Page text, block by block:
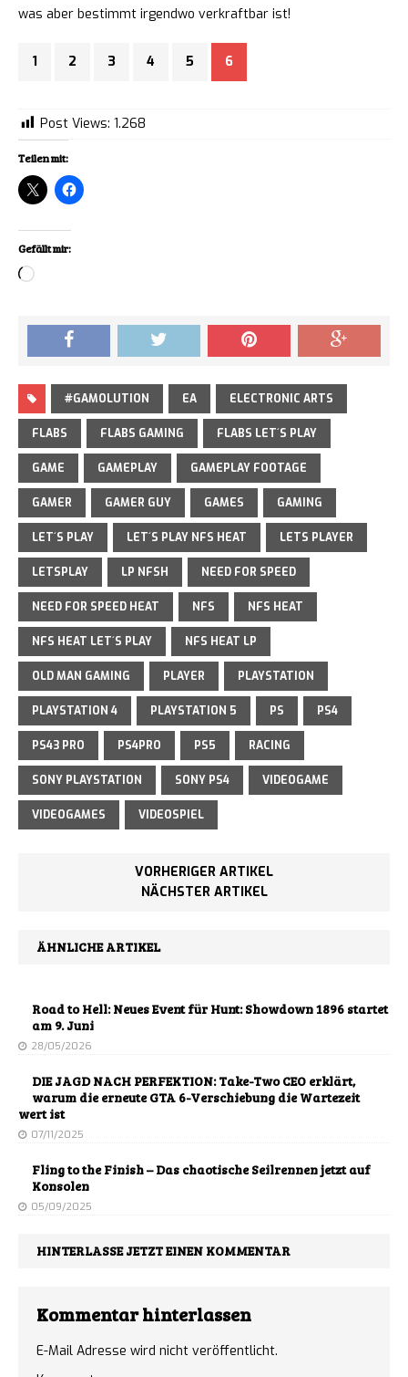
was aber bestimmt irgendwo verkraftbar ist!
1 2 3 4 5 6
Post Views: 1.268
Teilen mit:
Gefällt mir:
Loading…
#GAMOLUTION EA ELECTRONIC ARTS
FLABS FLABS GAMING FLABS LET´S PLAY
GAME GAMEPLAY GAMEPLAY FOOTAGE
GAMER GAMER GUY GAMES GAMING
LET´S PLAY LET´S PLAY NFS HEAT LETS PLAYER
LETSPLAY LP NFSH NEED FOR SPEED
NEED FOR SPEED HEAT NFS NFS HEAT
NFS HEAT LET´S PLAY NFS HEAT LP
OLD MAN GAMING PLAYER PLAYSTATION
PLAYSTATION 4 PLAYSTATION 5 PS PS4
PS43 PRO PS4PRO PS5 RACING
SONY PLAYSTATION SONY PS4 VIDEOGAME
VIDEOGAMES VIDEOSPIEL
VORHERIGER ARTIKEL
NÄCHSTER ARTIKEL
ÄHNLICHE ARTIKEL
Road to Hell: Neues Event für Hunt: Showdown 1896 startet
am 9. Juni
28/05/2026
DIE JAGD NACH PERFEKTION: Take-Two CEO erklärt,
warum die erneute GTA 6-Verschiebung die Wartezeit
wert ist
07/11/2025
Fling to the Finish – Das chaotische Seilrennen jetzt auf
Konsolen
05/09/2025
HINTERLASSE JETZT EINEN KOMMENTAR
Kommentar hinterlassen
E-Mail Adresse wird nicht veröffentlicht.